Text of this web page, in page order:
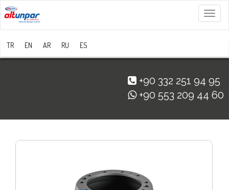
Menü
TR EN AR RU ES
+90 332 251 94 95
+90 553 209 44 60